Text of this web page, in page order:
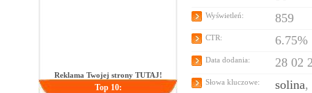
Reklama Twojej strony TUTAJ!
Top 10:
Wyświetleń: 859
CTR: 6.75%
Data dodania: 28 02
Słowa kluczowe: solina,